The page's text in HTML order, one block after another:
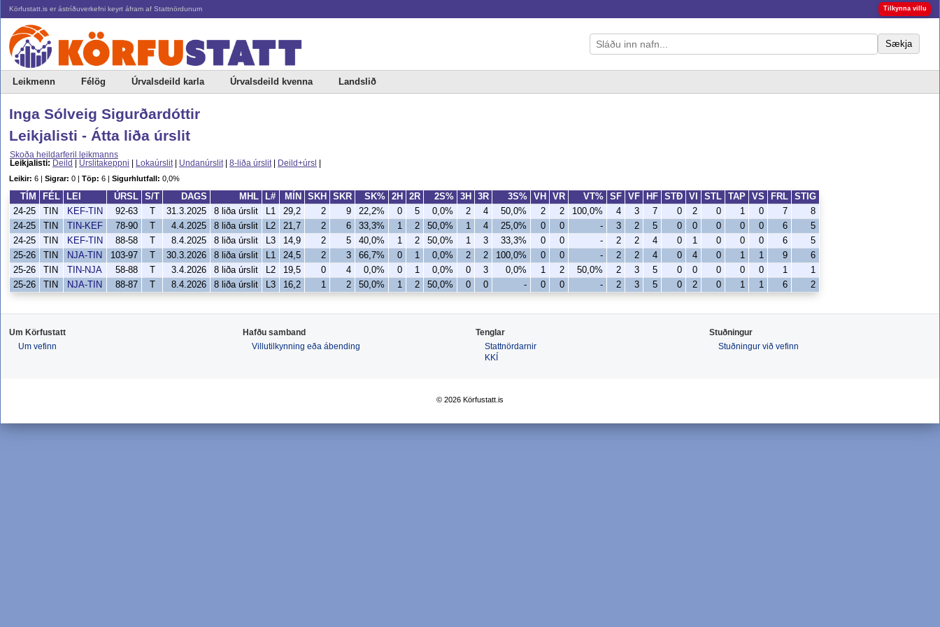
Körfustatt.is er ástríðuverkefni keyrt áfram af Stattnördunum Tilkynna villu
Sækja
Leikmenn Félög Úrvalsdeild karla Úrvalsdeild kvenna Landslið
Inga Sólveig Sigurðardóttir
Leikjalisti - Átta liða úrslit
Skoða heildarferil leikmanns
Leikjalisti: Deild | Úrslitakeppni | Lokaúrslit | Undanúrslit | 8-liða úrslit | Deild+úrsl |
Leikir: 6 | Sigrar: 0 | Töp: 6 | Sigurhlutfall: 0,0%
TÍM FÉL LEI ÚRSL S/T DAGS MHL L# MÍN SKH SKR SK% 2H 2R 2S% 3H 3R 3S% VH VR VT% SF VF HF STÐ VI STL TAP VS FRL
STIG
24-25
TIN KEF-TIN 92-63 T 31.3.2025 8 liða úrslit L1 29,2 2 9 22,2% 0 5 0,0% 2 4 50,0% 2 2 100,0% 4 3 7 0 2 0 1 0 7
8
24-25
TIN TIN-KEF 78-90 T 4.4.2025 8 liða úrslit L2 21,7 2 6 33,3% 1 2 50,0% 1 4 25,0% 0 0 - 3 2 5 0 0 0 0 0 6
5
24-25
TIN KEF-TIN 88-58 T 8.4.2025 8 liða úrslit L3 14,9 2 5 40,0% 1 2 50,0% 1 3 33,3% 0 0 - 2 2 4 0 1 0 0 0 6
5
25-26
TIN NJA-TIN 103-97 T 30.3.2026 8 liða úrslit L1 24,5 2 3 66,7% 0 1 0,0% 2 2 100,0% 0 0 - 2 2 4 0 4 0 1 1 9
6
25-26
TIN TIN-NJA 58-88 T 3.4.2026 8 liða úrslit L2 19,5 0 4 0,0% 0 1 0,0% 0 3 0,0% 1 2 50,0% 2 3 5 0 0 0 0 0 1
1
25-26
TIN NJA-TIN 88-87 T 8.4.2026 8 liða úrslit L3 16,2 1 2 50,0% 1 2 50,0% 0 0 - 0 0 - 2 3 5 0 2 0 1 1 6 2
Um Körfustatt
Um vefinn
Hafðu samband
Villutilkynning eða ábending
Tenglar
Stattnördarnir
KKÍ
Stuðningur
Stuðningur við vefinn
© 2026 Körfustatt.is